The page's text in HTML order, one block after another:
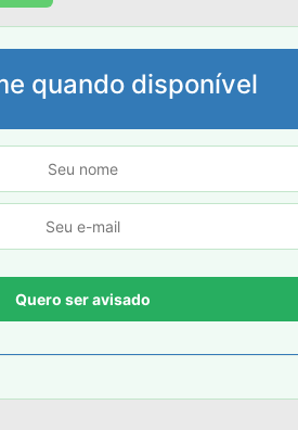
quando disponível